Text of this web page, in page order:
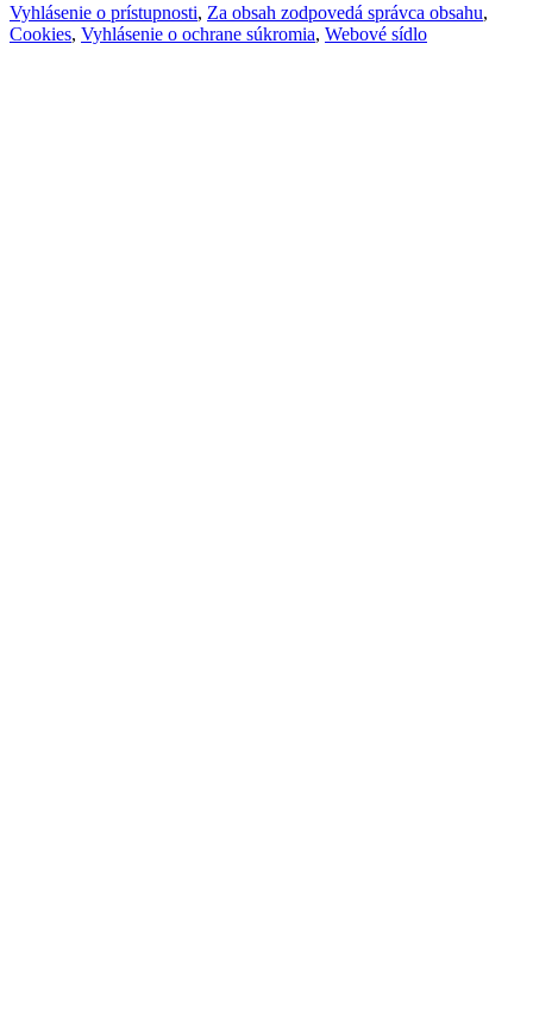
Vyhlásenie o prístupnosti, Za obsah zodpovedá správca obsahu,
Cookies, Vyhlásenie o ochrane súkromia, Webové sídlo